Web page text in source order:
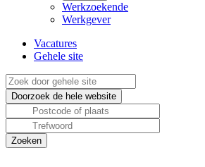
Werkzoekende
Werkgever
Vacatures
Gehele site